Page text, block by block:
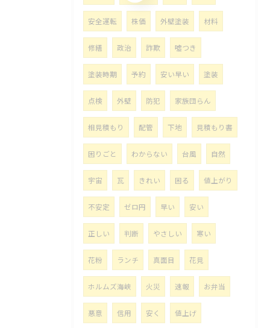
安全運転 株価 外壁塗装 材料
修繕 政治 詐欺 噓つき
塗装時期 予約 安い早い 塗装
点検 外壁 防犯 家族団らん
相見積もり 配管 下地 見積もり書
困りごと わからない 台風 自然
宇宙 瓦 きれい 困る 値上がり
不安定 ゼロ円 早い 安い
正しい 判断 やさしい 寒い
花粉 ランチ 真面目 花見
ホルムズ海峡 火災 速報 お弁当
悪意 信用 安く 値上げ